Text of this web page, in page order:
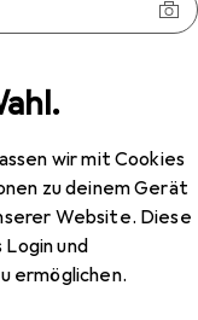
wir mit Cookies
zu deinem Gerät
Website. Diese
Login und
ermöglichen.
Seoul 50x70,